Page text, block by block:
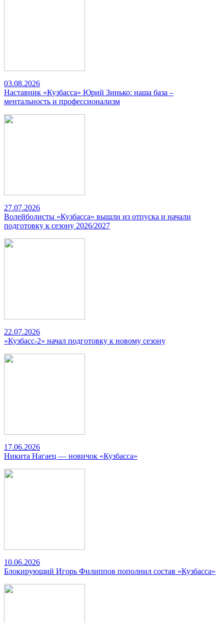
03.08.2026
Наставник «Кузбасса» Юрий Зинько: наша база –
ментальность и профессионализм
27.07.2026
Волейболисты «Кузбасса» вышли из отпуска и начали
подготовку к сезону 2026/2027
22.07.2026
«Кузбасс-2» начал подготовку к новому сезону
17.06.2026
Никита Нагаец — новичок «Кузбасса»
10.06.2026
Блокирующий Игорь Филиппов пополнил состав «Кузбасса»